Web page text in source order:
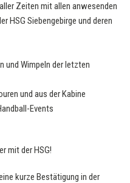
Zeiten mit allen anwesenden
HSG Siebengebirge und deren
und Wimpeln der letzten
und aus der Kabine
Events
mit der HSG!
kurze Bestätigung in der